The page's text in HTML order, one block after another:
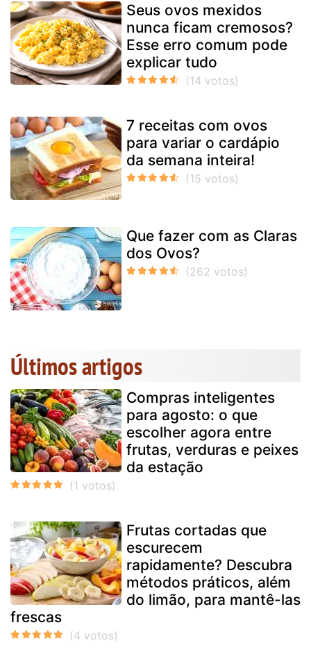
Seus ovos mexidos
nunca ficam cremosos?
Esse erro comum pode
explicar tudo
7 receitas com ovos
para variar o cardápio
da semana inteira!
Que fazer com as Claras
dos Ovos?
Últimos artigos
Compras inteligentes
para agosto: o que
escolher agora entre
frutas, verduras e peixes
da estação
Frutas cortadas que
escurecem
rapidamente? Descubra
métodos práticos, além
do limão, para mantê-las
frescas